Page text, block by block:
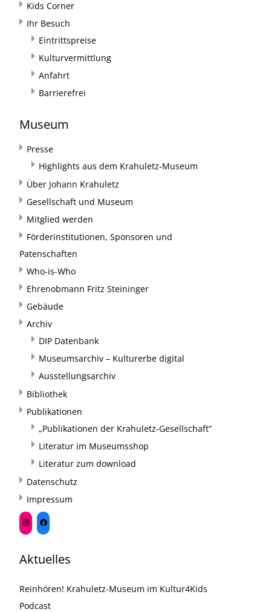
Kids Corner
Ihr Besuch
Eintrittspreise
Kulturvermittlung
Anfahrt
Barrierefrei
Museum
Presse
Highlights aus dem Krahuletz-Museum
Über Johann Krahuletz
Gesellschaft und Museum
Mitglied werden
Förderinstitutionen, Sponsoren und
Patenschaften
Who-is-Who
Ehrenobmann Fritz Steininger
Gebäude
Archiv
DIP Datenbank
Museumsarchiv – Kulturerbe digital
Ausstellungsarchiv
Bibliothek
Publikationen
„Publikationen der Krahuletz-Gesellschaft“
Literatur im Museumsshop
Literatur zum download
Datenschutz
Impressum
Aktuelles
Reinhören! Krahuletz-Museum im Kultur4Kids
Podcast